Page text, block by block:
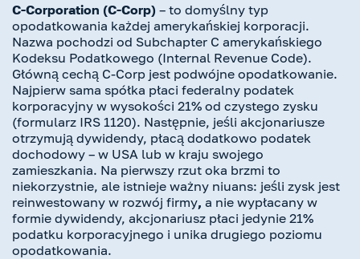
C-Corporation (C-Corp) – to domyślny typ
opodatkowania każdej amerykańskiej korporacji.
Nazwa pochodzi od Subchapter C amerykańskiego
Kodeksu Podatkowego (Internal Revenue Code).
Główną cechą C-Corp jest podwójne opodatkowanie.
Najpierw sama spółka płaci federalny podatek
korporacyjny w wysokości 21% od czystego zysku
(formularz IRS 1120). Następnie, jeśli akcjonariusze
otrzymują dywidendy, płacą dodatkowo podatek
dochodowy – w USA lub w kraju swojego
zamieszkania. Na pierwszy rzut oka brzmi to
niekorzystnie, ale istnieje ważny niuans: jeśli zysk jest
reinwestowany w rozwój firmy, a nie wypłacany w
formie dywidendy, akcjonariusz płaci jedynie 21%
podatku korporacyjnego i unika drugiego poziomu
opodatkowania.